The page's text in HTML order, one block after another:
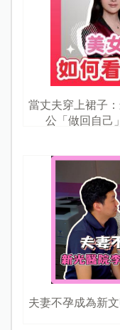
當丈夫穿上裙子
公「做回自己
夫妻不孕成為新